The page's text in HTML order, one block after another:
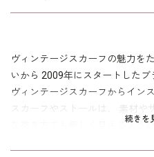
その他
続きを
ヴィンテージスカーフの魅力を
いから 2009年にスタートしたブ
ヴィンテージスカーフからイン
スカーフやストールは、 素材や
な巻き方でも美しく見えるよう